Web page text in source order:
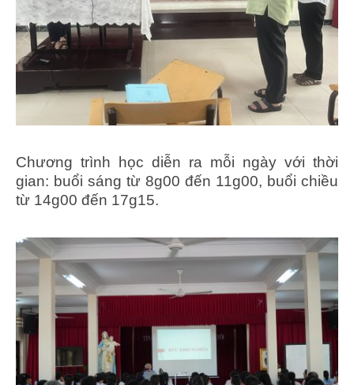
Chương trình học diễn ra mỗi ngày với thời
gian: buổi sáng từ 8g00 đến 11g00, buổi chiều
từ 14g00 đến 17g15.